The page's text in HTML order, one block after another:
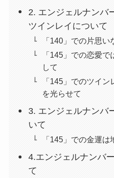
2. エンジェルナンバ
ツインレイについて
「140」での片思い
「145」での恋愛
して
「145」でのツイ
を光らせて
3. エンジェルナンバ
いて
「145」での金運
4.エンジェルナンバ
て